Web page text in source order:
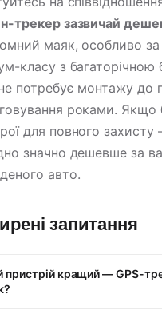
трекер зазвичай
маяк, особливо
класу з
потребує монтажу до
роками. Якщо
для повного
значно дешевше за
авто.
запитання
пристрій кращий — GPS-